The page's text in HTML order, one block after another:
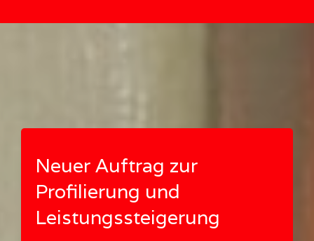
Neuer Auftrag zur
Profilierung und
Leistungssteigerung